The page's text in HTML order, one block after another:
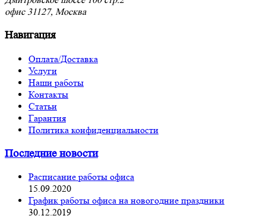
офис 31127, Москва
Навигация
Оплата/Доставка
Услуги
Наши работы
Контакты
Статьи
Гарантия
Политика конфиденциальности
Последние новости
Расписание работы офиса
15.09.2020
График работы офиса на новогодние праздники
30.12.2019